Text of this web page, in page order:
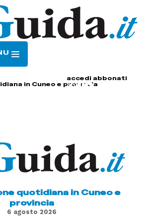
accedi abbonati
in Cuneo e provincia
quotidiana in Cuneo e
provincia
6 agosto 2026